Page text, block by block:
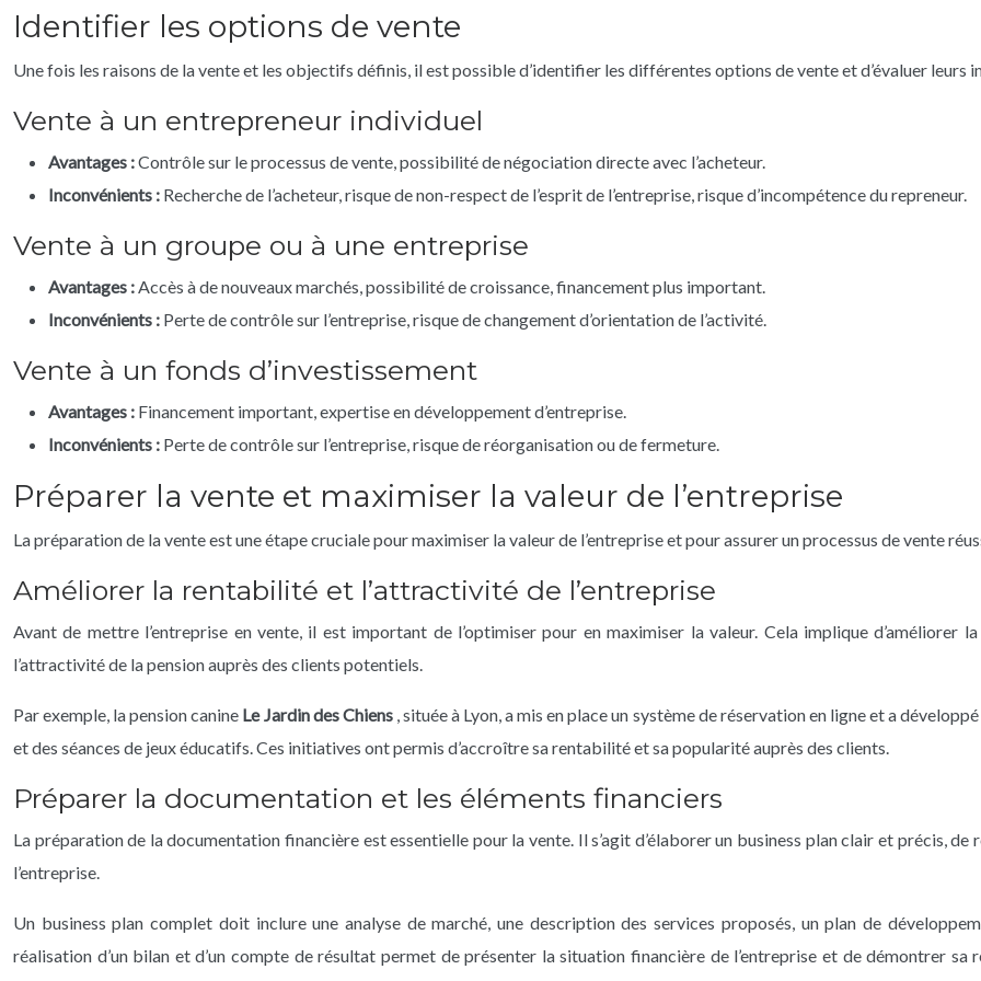
Identifier les options de vente
Une fois les raisons de la vente et les objectifs définis, il est possible d’identifier les différentes options de vente et d’évaluer leurs
Vente à un entrepreneur individuel
Avantages :Contrôle sur le processus de vente, possibilité de négociation directe avec l’acheteur.
Inconvénients : Recherche de l’acheteur, risque de non-respect de l’esprit de l’entreprise, risque d’incompétence du repreneur.
Vente à un groupe ou à une entreprise
Avantages :Accès à de nouveaux marchés, possibilité de croissance, financement plus important.
Inconvénients : Perte de contrôle sur l’entreprise, risque de changement d’orientation de l’activité.
Vente à un fonds d’investissement
Avantages : Financement important, expertise en développement d’entreprise.
Inconvénients : Perte de contrôle sur l’entreprise, risque de réorganisation ou de fermeture.
Préparer la vente et maximiser la valeur de l’entreprise
La préparation de la vente est une étape cruciale pour maximiser la valeur de l’entreprise et pour assurer un processus de vente
Améliorer la rentabilité et l’attractivité de l’entreprise
Avant de mettre l’entreprise en vente, il est important de l’optimiser pour en maximiser la valeur. Cela implique d’améliorer
l’attractivité de la pension auprès des clients potentiels.
Par exemple, la pension canine Le Jardin des Chiens , située à Lyon, a mis en place un système de réservation en ligne et a
et des séances de jeux éducatifs. Ces initiatives ont permis d’accroître sa rentabilité et sa popularité auprès des clients.
Préparer la documentation et les éléments financiers
La préparation de la documentation financière est essentielle pour la vente. Il s’agit d’élaborer un business plan clair et précis,
l’entreprise.
Un business plan complet doit inclure une analyse de marché, une description des services proposés, un plan de
réalisation d’un bilan et d’un compte de résultat permet de présenter la situation financière de l’entreprise et de démontrer sa